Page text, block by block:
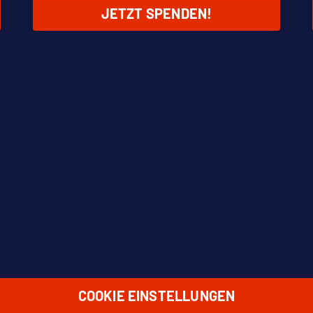
JETZT SPENDEN!
COOKIE EINSTELLUNGEN